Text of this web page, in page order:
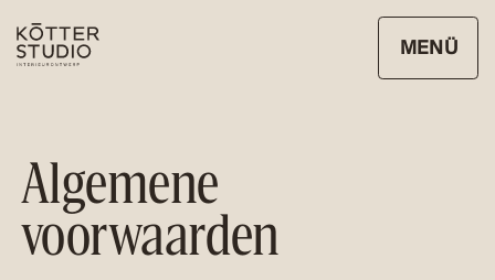
MENÜ
SCHLIESSEN
Algemene
voorwaarden